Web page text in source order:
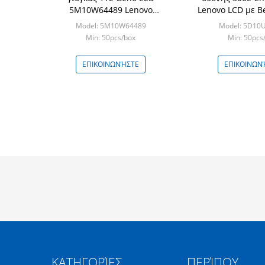
5M10W64489 Lenovo
Thinkpad με Bezel
Model: 5M10W64489
Min: 50pcs/box
ΕΠΙΚΟΙΝΩΝΉΣΤΕ
Lenovo LCD με
αφή
Model:
Min: